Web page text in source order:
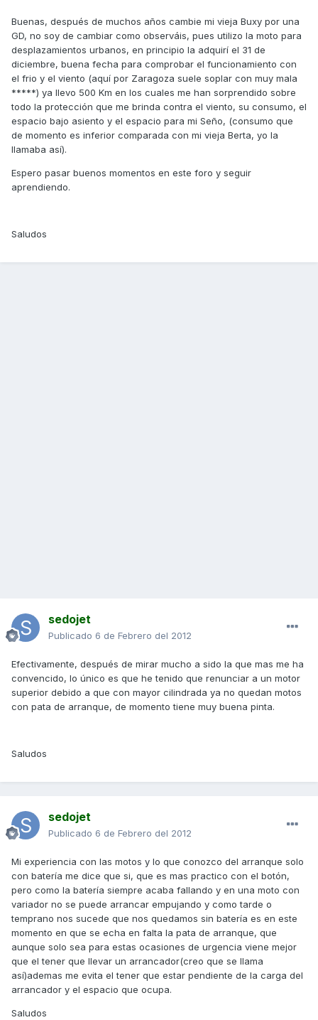
Buenas, después de muchos años cambie mi vieja Buxy por una
GD, no soy de cambiar como observáis, pues utilizo la moto para
desplazamientos urbanos, en principio la adquirí el 31 de
diciembre, buena fecha para comprobar el funcionamiento con
el frio y el viento (aquí por Zaragoza suele soplar con muy mala
*****) ya llevo 500 Km en los cuales me han sorprendido sobre
todo la protección que me brinda contra el viento, su consumo, el
espacio bajo asiento y el espacio para mi Seño, (consumo que
de momento es inferior comparada con mi vieja Berta, yo la
llamaba así).
Espero pasar buenos momentos en este foro y seguir
aprendiendo.
Saludos
sedojet
Publicado 6 de Febrero del 2012
Efectivamente, después de mirar mucho a sido la que mas me ha
convencido, lo único es que he tenido que renunciar a un motor
superior debido a que con mayor cilindrada ya no quedan motos
con pata de arranque, de momento tiene muy buena pinta.
Saludos
sedojet
Publicado 6 de Febrero del 2012
Mi experiencia con las motos y lo que conozco del arranque solo
con batería me dice que si, que es mas practico con el botón,
pero como la batería siempre acaba fallando y en una moto con
variador no se puede arrancar empujando y como tarde o
temprano nos sucede que nos quedamos sin batería es en este
momento en que se echa en falta la pata de arranque, que
aunque solo sea para estas ocasiones de urgencia viene mejor
que el tener que llevar un arrancador(creo que se llama
así)ademas me evita el tener que estar pendiente de la carga del
arrancador y el espacio que ocupa.
Saludos